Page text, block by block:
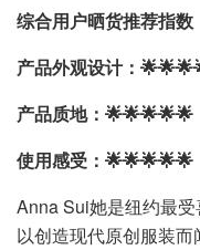
综合用户晒货推荐指数
产品外观设计：
产品质地：🌟🌟🌟🌟🌟
使用感受：🌟🌟🌟🌟🌟
Anna Sui她是纽约最
以创造现代原创服装